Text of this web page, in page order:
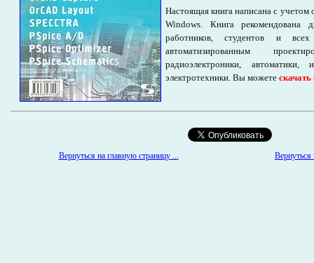
Настоящая книга написана с учетом
Windows. Книга рекомендована
работников, студентов и
автоматизированным
радиоэлектроники, автоматики,
электротехники. Вы можете скачать
Вернуться